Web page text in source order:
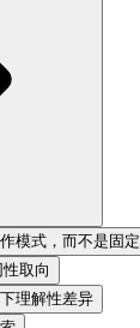
模式，而不是固
取向
理解性差异